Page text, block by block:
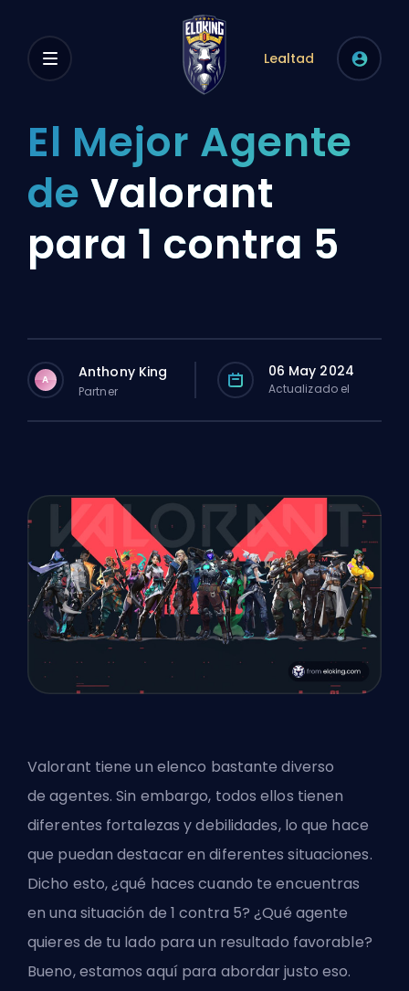
Lealtad
El Mejor Agente
de Valorant
para 1 contra 5
A Anthony King
Partner
06 May 2024
Actualizado el
Valorant tiene un elenco bastante diverso
deagentes. Sin embargo, todos ellos tienen
diferentes fortalezas y debilidades, lo que hace
que puedan destacar en diferentes situaciones.
Dicho esto, ¿qué haces cuando te encuentras
en una situación de 1 contra 5? ¿Qué agente
quieres de tu lado para un resultado favorable?
Bueno, estamos aquí para abordar justo eso.